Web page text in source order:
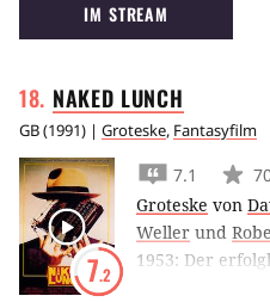
Zugstrecke zu
IM STREAM
NAKED LUNCH
GB(1991) | Groteske, Fantasyfilm
7.2
7.1
Groteske von
Weller und
1953: Der
sich als